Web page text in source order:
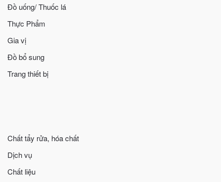
Đồ uống/ Thuốc lá
Thực Phẩm
Gia vị
Đồ bổ sung
Trang thiết bị
Chất tẩy rửa, hóa chất
Dịch vụ
Chất liệu